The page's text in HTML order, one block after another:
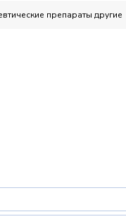
препараты другие